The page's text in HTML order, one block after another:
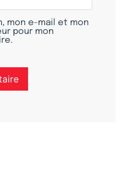
mon e-mail et mon
pour mon